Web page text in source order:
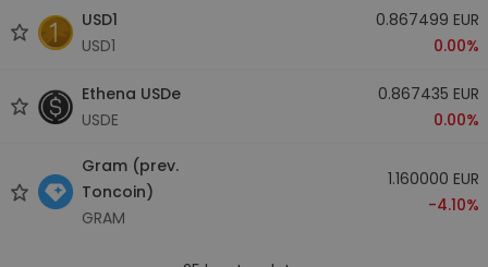
USD1
USD1
0.867499 EUR
0.00%
Ethena USDe
USDE
0.867435 EUR
0.00%
Gram (prev.
Toncoin)
GRAM
1.160000 EUR
-4.10%